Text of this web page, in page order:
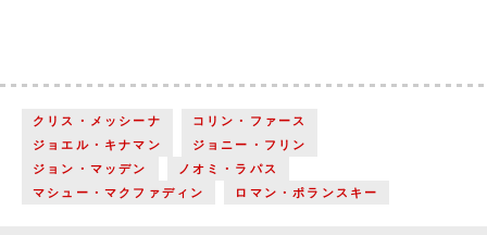
クリス・メッシーナ
コリン・ファース
ジョエル・キナマン
ジョニー・フリン
ジョン・マッデン
ノオミ・ラパス
マシュー・マクファディン
ロマン・ポランスキー